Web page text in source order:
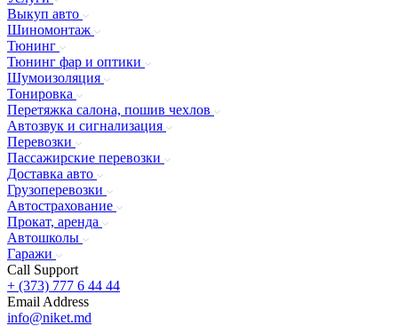
Выкуп авто
Шиномонтаж
Тюнинг
Тюнинг фар и оптики
Шумоизоляция
Тонировка
Перетяжка салона, пошив чехлов
Автозвук и сигнализация
Перевозки
Пассажирские перевозки
Доставка авто
Грузоперевозки
Автострахование
Прокат, аренда
Автошколы
Гаражи
Call Support
+ (373) 777 6 44 44
Email Address
info@niket.md